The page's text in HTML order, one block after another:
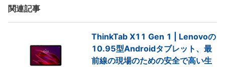
関連記事
ThinkTab X11 Gen 1 | Lenovoの
10.95型Androidタブレット、最
前線の現場のための安全で高い生